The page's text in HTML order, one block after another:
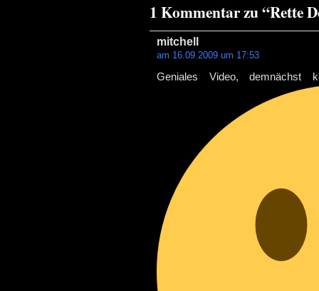
1 Kommentar zu “Rette
mitchell
am 16.09.2009 um 17:53
Geniales Video, demnächst